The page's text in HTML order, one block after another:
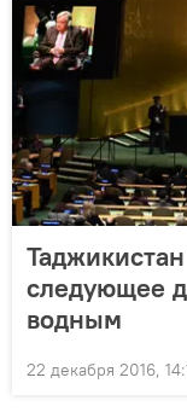
следующее
водным
22 декабря 2016,